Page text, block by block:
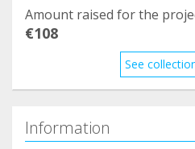
Amount raised for the
€108
See
Information